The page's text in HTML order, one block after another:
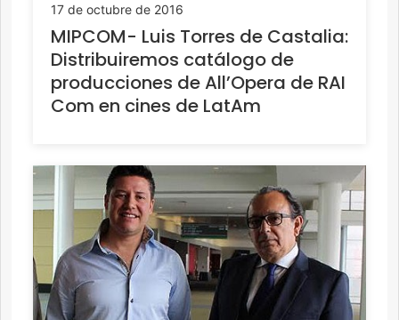
17 de octubre de 2016
MIPCOM- Luis Torres de Castalia:
Distribuiremos catálogo de
producciones de All’Opera de RAI
Com en cines de LatAm